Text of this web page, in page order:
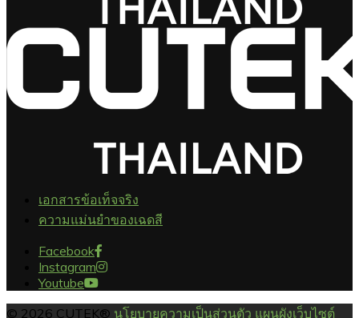
เอกสารข้อเท็จจริง
ความแม่นยำของเฉดสี
Facebook
Instagram
Youtube
© 2026 CUTEK® นโยบายความเป็นส่วนตัว แผนผังเว็บไซต์